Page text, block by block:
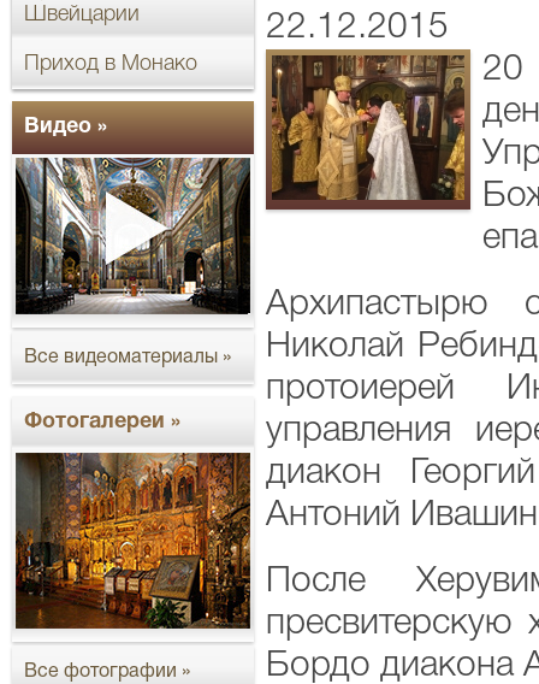
Швейцарии
Приход в Монако
Видео »
Все видеоматериалы »
Фотогалереи »
Все фотографии »
22.12.2015
20
Архипастырю
Николай
протоиерей
управления
диакон
Антоний
После
пресвитерскую
Бордо диакона